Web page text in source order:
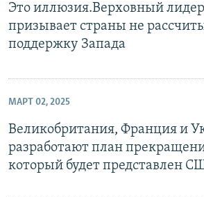
Это иллюзия.Верховный
призывает страны не
поддержку Запада
МАРТ 02, 2025
Великобритания, Франция и
разработают план
который будет представлен